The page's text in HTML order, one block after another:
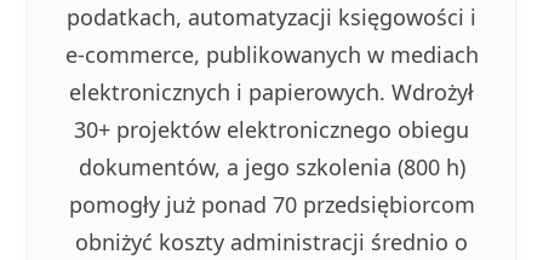
podatkach, automatyzacji księgowości i
e-commerce, publikowanych w mediach
elektronicznych i papierowych. Wdrożył
30+ projektów elektronicznego obiegu
dokumentów, a jego szkolenia (800 h)
pomogły już ponad 70 przedsiębiorcom
obniżyć koszty administracji średnio o